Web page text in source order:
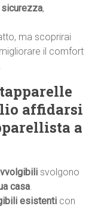
sicurezza,
ma scoprirai
il comfort
affidarsi
a
svolgono
casa.
esistenti con